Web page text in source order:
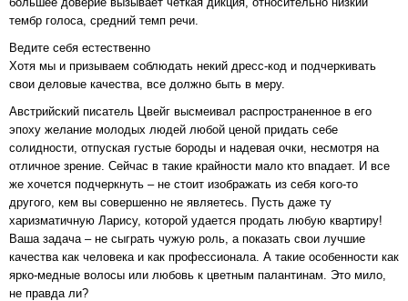
тембр голоса, средний темп речи.
Ведите себя естественно
Хотя мы и призываем соблюдать некий дресс-код и подчеркивать
свои деловые качества, все должно быть в меру.
Австрийский писатель Цвейг высмеивал распространенное в его
эпоху желание молодых людей любой ценой придать себе
солидности, отпуская густые бороды и надевая очки, несмотря на
отличное зрение. Сейчас в такие крайности мало кто впадает. И все
же хочется подчеркнуть – не стоит изображать из себя кого-то
другого, кем вы совершенно не являетесь. Пусть даже ту
харизматичную Ларису, которой удается продать любую квартиру!
Ваша задача – не сыграть чужую роль, а показать свои лучшие
качества как человека и как профессионала. А такие особенности как
ярко-медные волосы или любовь к цветным палантинам. Это мило,
не правда ли?